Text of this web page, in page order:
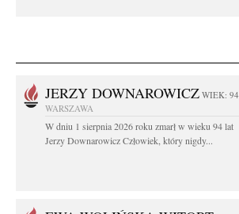
JERZY DOWNAROWICZ WIEK: 94
WARSZAWA
W dniu 1 sierpnia 2026 roku zmarł w wieku 94 lat
Jerzy Downarowicz Człowiek, który nigdy...